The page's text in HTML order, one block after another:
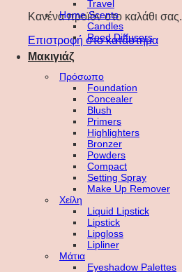
Κανένα προϊόν στο καλάθι σας.
Επιστροφή στο κατάστημα
Travel
Home Scents
Candles
Reed Diffusers
Μακιγιάζ
Πρόσωπο
Foundation
Concealer
Blush
Primers
Highlighters
Bronzer
Powders
Compact
Setting Spray
Make Up Remover
Χείλη
Liquid Lipstick
Lipstick
Lipgloss
Lipliner
Μάτια
Eyeshadow Palettes